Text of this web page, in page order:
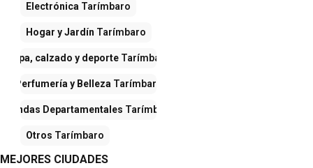
Electrónica Tarímbaro
Hogar y Jardín Tarímbaro
Ropa, calzado y deporte Tarímbaro
Perfumería y Belleza Tarímbaro
Tiendas Departamentales Tarímbaro
Otros Tarímbaro
MEJORES CIUDADES